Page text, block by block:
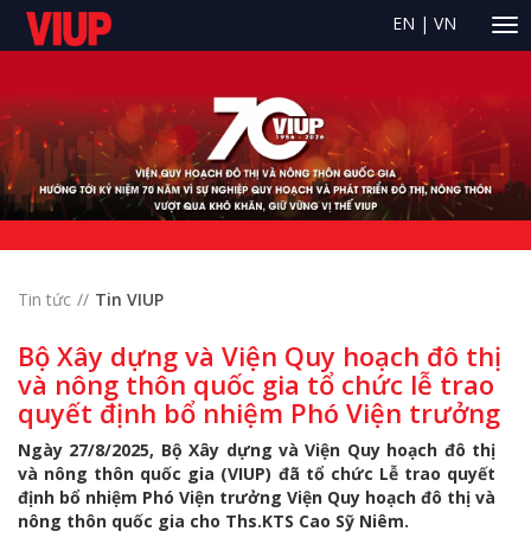
EN | VN
Tin tức Tin VIUP
Bộ Xây dựng và Viện Quy hoạch đô thị
và nông thôn quốc gia tổ chức lễ trao
quyết định bổ nhiệm Phó Viện trưởng
Ngày 27/8/2025, Bộ Xây dựng và Viện Quy hoạch đô thị
và nông thôn quốc gia (VIUP) đã tổ chức Lễ trao quyết
định bổ nhiệm Phó Viện trưởng Viện Quy hoạch đô thị và
nông thôn quốc gia cho Ths.KTS Cao Sỹ Niêm.